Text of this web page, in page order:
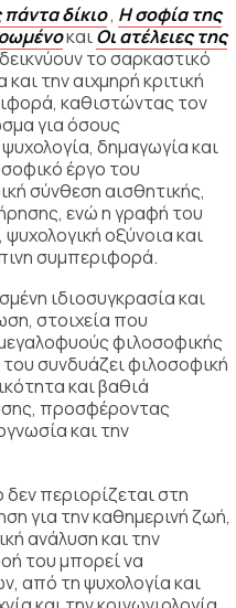
πάντα δίκιο, Η σοφία της
καιΟι ατέλειες της
το σαρκαστικό
την αιχμηρή κριτική
καθιστώντας τον
για όσους
δημαγωγία και
έργο του
σύνθεση αισθητικής,
ενώ η γραφή του
οξύνοια και
συμπεριφορά.
ιδιοσυγκρασία και
στοιχεία που
φιλοσοφικής
συνδυάζει φιλοσοφική
και βαθιά
προσφέροντας
και την
περιορίζεται στη
για την καθημερινή ζωή,
ανάλυση και την
του μπορεί να
από τη ψυχολογία και